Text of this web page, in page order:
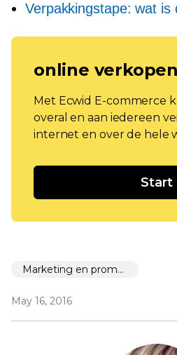
Verpakkingstape: wat is
online verkopen
Met Ecwid E-commerce
overal en aan iedereen
internet en over de hele
Start
Marketing en promotie
May 16, 2016